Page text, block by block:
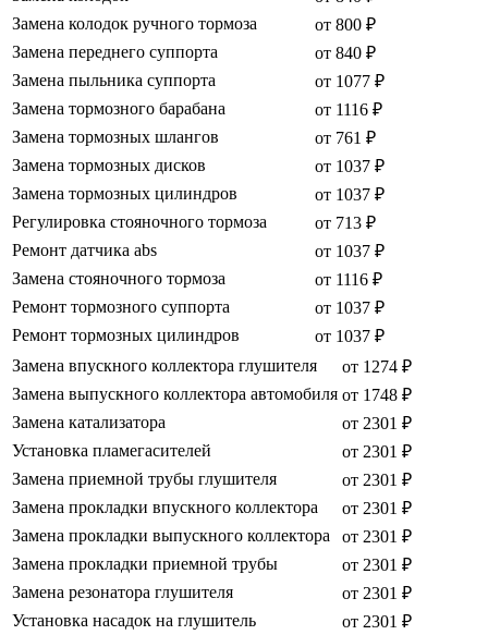
Замена колодок ручного тормоза
от 800 ₽
Замена переднего суппорта
от 840 ₽
Замена пыльника суппорта
от 1077 ₽
Замена тормозного барабана
от 1116 ₽
Замена тормозных шлангов
от 761 ₽
Замена тормозных дисков
от 1037 ₽
Замена тормозных цилиндров
от 1037 ₽
Регулировка стояночного тормоза
от 713 ₽
Ремонт датчика abs
от 1037 ₽
Замена стояночного тормоза
от 1116 ₽
Ремонт тормозного суппорта
от 1037 ₽
Ремонт тормозных цилиндров
от 1037 ₽
Замена впускного коллектора глушителя
от 1274 ₽
Замена выпускного коллектора автомобиля от 1748 ₽
Замена катализатора
от 2301 ₽
Установка пламегасителей
от 2301 ₽
Замена приемной трубы глушителя
от 2301 ₽
Замена прокладки впускного коллектора
от 2301 ₽
Замена прокладки выпускного коллектора
от 2301 ₽
Замена прокладки приемной трубы
от 2301 ₽
Замена резонатора глушителя
от 2301 ₽
Установка насадок на глушитель
от 2301 ₽